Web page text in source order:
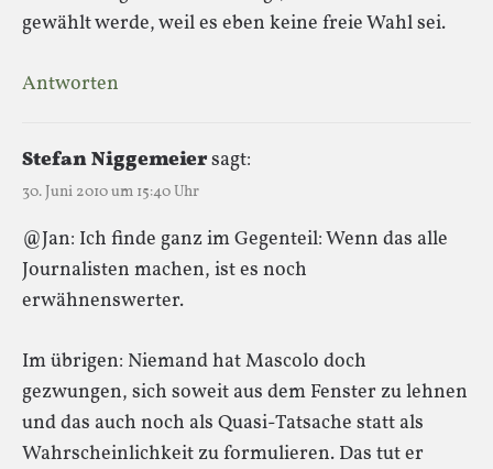
gewählt werde, weil es eben keine freie Wahl sei.
Antworten
Stefan Niggemeiersagt:
30. Juni 2010 um 15:40 Uhr
@Jan: Ich finde ganz im Gegenteil: Wenn das alle
Journalisten machen, ist es noch
erwähnenswerter.
Im übrigen: Niemand hat Mascolo doch
gezwungen, sich soweit aus dem Fenster zu lehnen
und das auch noch als Quasi-Tatsache statt als
Wahrscheinlichkeit zu formulieren. Das tut er